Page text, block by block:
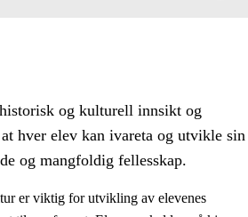
og kulturell innsikt og
hver elev kan ivareta og utvikle sin
og mangfoldig fellesskap.
er viktig for utvikling av elevenes